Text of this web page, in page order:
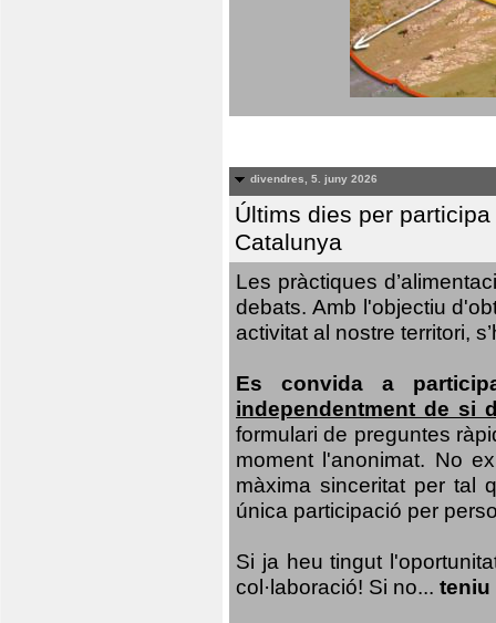
divendres, 5. juny 2026
Últims dies per
Catalunya
Les pràctiques
debats. Amb l'objectiu
activitat al nostre territori,
Es convida a
independentment de si
formulari de preguntes
moment l'anonimat. No
màxima sinceritat per tal
única participació per
Si ja heu tingut
col·laboració! Si no... teniu